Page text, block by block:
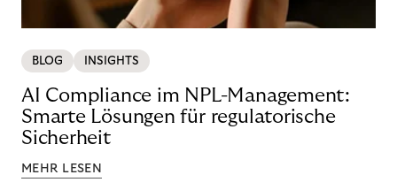
BLOG INSIGHTS
AI Compliance im NPL-Management:
Smarte Lösungen für regulatorische
Sicherheit
MEHR LESEN